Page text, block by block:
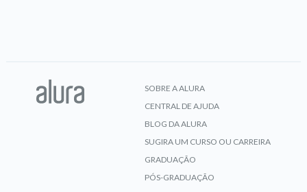
SOBRE A ALURA
CENTRAL DE AJUDA
BLOG DA ALURA
SUGIRA UM CURSO OU CARREIRA
GRADUAÇÃO
PÓS-GRADUAÇÃO